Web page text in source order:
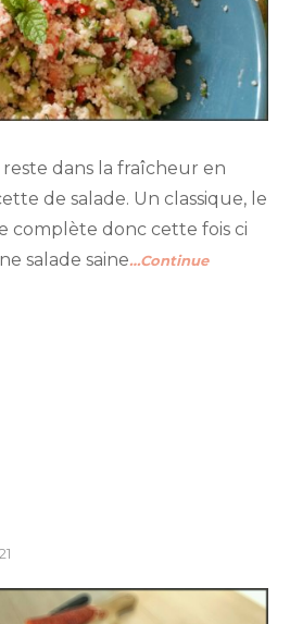
dans la fraîcheur en
de salade. Un classique, le
complète donc cette fois ci
salade saine…Continue